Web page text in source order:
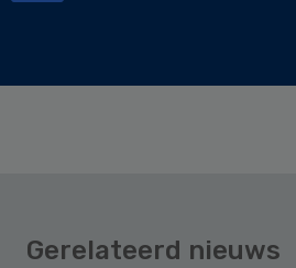
Gerelateerd nieuws